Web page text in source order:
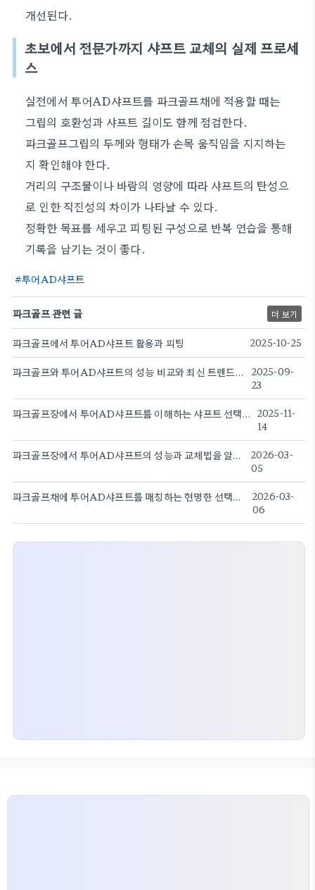
개선된다.
초보에서 전문가까지 샤프트 교체의 실제 프로세
스
실전에서 투어AD샤프트를 파크골프채에 적용할 때는
그립의 호환성과 샤프트 길이도 함께 점검한다.
파크골프그립의 두께와 형태가 손목 움직임을 지지하는
지 확인해야 한다.
거리의 구조물이나 바람의 영향에 따라 샤프트의 탄성으
로 인한 직진성의 차이가 나타날 수 있다.
정확한 목표를 세우고 피팅된 구성으로 반복 연습을 통해
기록을 남기는 것이 좋다.
투어AD샤프트
파크골프 관련 글 더 보기
파크골프에서 투어AD샤프트 활용과 피팅 2025-10-25
파크골프와 투어AD샤프트의 성능 비교와 최신 트렌드 분석
2025-09-
23
파크골프장에서 투어AD샤프트를 이해하는 샤프트 선택 가이드 2025-11-
14
파크골프장에서 투어AD샤프트의 성능과 교체법을 알아본다
2026-03-
05
파크골프채에 투어AD샤프트를 매칭하는 현명한 선택의 가이드
2026-03-
06